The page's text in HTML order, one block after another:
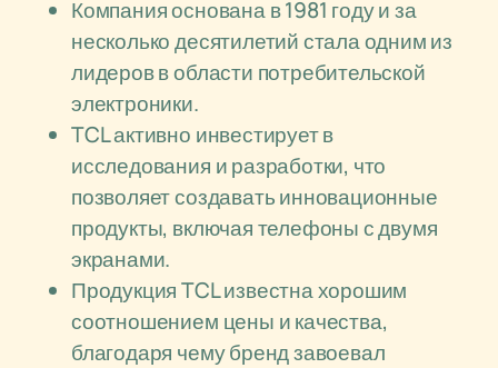
Компания основана в 1981 году и за
несколько десятилетий стала одним из
лидеров в области потребительской
электроники.
TCL активно инвестирует в
исследования и разработки, что
позволяет создавать инновационные
продукты, включая телефоны с двумя
экранами.
Продукция TCL известна хорошим
соотношением цены и качества,
благодаря чему бренд завоевал